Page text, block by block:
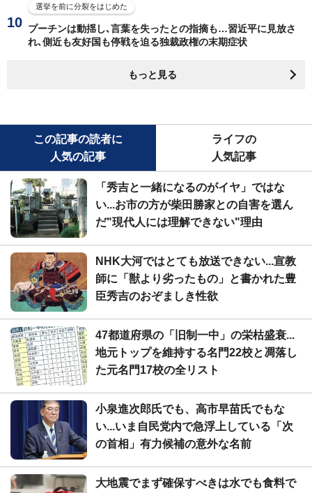
選挙を前に分裂をはじめた
プーチンは動揺し､言葉を失ったとの指摘も…習近平に見放さ
れ､側近も友好国も停戦を迫る独裁政権の末期症状
もっと見る
この記事の読者に
人気の記事
ライフの
人気記事
「秀吉と一緒になるのがイヤ」ではな
い...お市の方が柴田勝家との自害を選ん
だ"現代人には理解できない"理由
NHK大河ではとても放送できない...宣教
師に「獣より劣ったもの」と書かれた豊
臣秀吉のおぞましき性欲
47都道府県の「旧制一中」の栄枯盛衰...
地元トップを維持する名門22校と凋落し
た元名門17校の全リスト
小泉進次郎氏でも、高市早苗氏でもな
い...いま自民党内で急浮上している「次
の首相」有力候補の意外な名前
大地震でまず確保すべきは水でも食料で